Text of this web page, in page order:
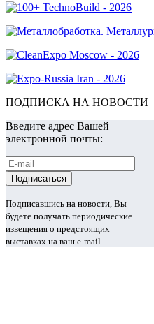
ПОДПИСКА НА НОВОСТИ
Введите адрес Вашей
электронной почты:
Подписавшись на новости, Вы
будете получать периодические
извещения о предстоящих
выставках на ваш e-mail.